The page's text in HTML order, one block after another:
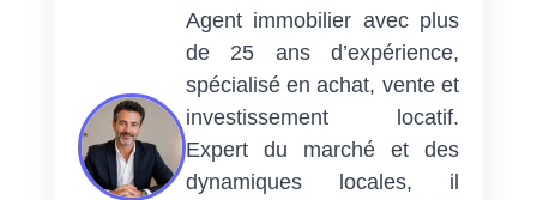
Agent immobilier avec plus
de 25 ans d’expérience,
spécialisé en achat, vente et
investissement locatif.
Expert du marché et des
dynamiques locales, il